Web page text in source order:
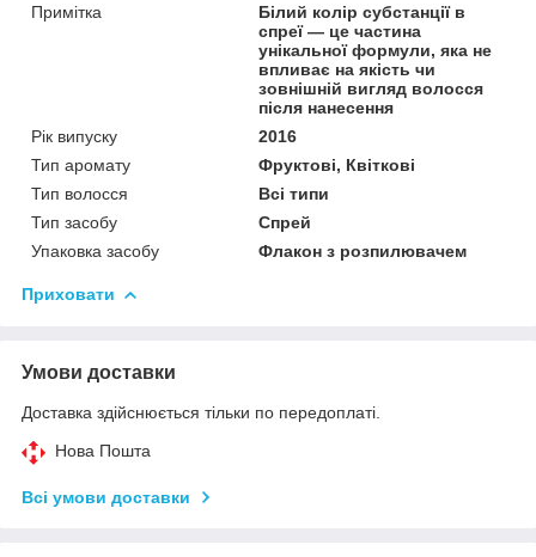
Примітка
Білий колір субстанції в
спреї — це частина
унікальної формули, яка не
впливає на якість чи
зовнішній вигляд волосся
після нанесення
Рік випуску
2016
Тип аромату
Фруктові, Квіткові
Тип волосся
Всі типи
Тип засобу
Спрей
Упаковка засобу
Флакон з розпилювачем
Приховати
Умови доставки
Доставка здійснюється тільки по передоплаті.
Нова Пошта
Всі умови доставки